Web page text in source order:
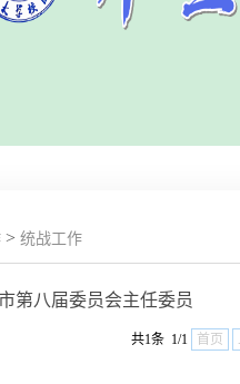
> 统战工作
第八届委员会主任委员
共1条 1/1 首页